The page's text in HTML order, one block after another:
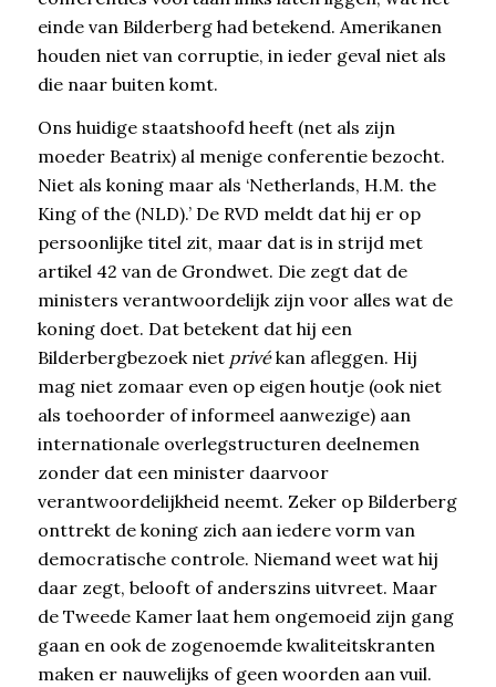
einde van Bilderberg had betekend. Amerikanen
houden niet van corruptie, in ieder geval niet als
die naar buiten komt.
Ons huidige staatshoofd heeft (net als zijn
moeder Beatrix) al menige conferentie bezocht.
Niet als koning maar als ‘Netherlands, H.M. the
King of the (NLD).’ De RVD meldt dat hij er op
persoonlijke titel zit, maar dat is in strijd met
artikel 42 van de Grondwet. Die zegt dat de
ministers verantwoordelijk zijn voor alles wat de
koning doet. Dat betekent dat hij een
Bilderbergbezoek niet privékan afleggen. Hij
mag niet zomaar even op eigen houtje (ook niet
als toehoorder of informeel aanwezige) aan
internationale overlegstructuren deelnemen
zonder dat een minister daarvoor
verantwoordelijkheid neemt. Zeker op Bilderberg
onttrekt de koning zich aan iedere vorm van
democratische controle. Niemand weet wat hij
daar zegt, belooft of anderszins uitvreet. Maar
de Tweede Kamer laat hem ongemoeid zijn gang
gaan en ook de zogenoemde kwaliteitskranten
maken er nauwelijks of geen woorden aan vuil.